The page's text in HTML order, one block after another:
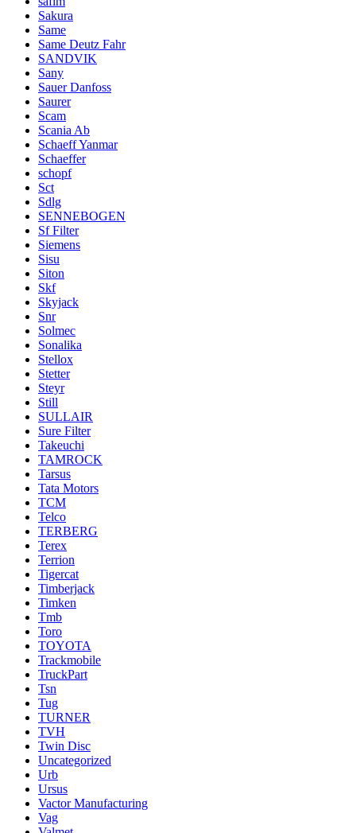
Sakura
Same
Same Deutz Fahr
SANDVIK
Sany
Sauer Danfoss
Saurer
Scam
Scania Ab
Schaeff Yanmar
Schaeffer
schopf
Sct
Sdlg
SENNEBOGEN
Sf Filter
Siemens
Sisu
Siton
Skf
Skyjack
Snr
Solmec
Sonalika
Stellox
Stetter
Steyr
Still
SULLAIR
Sure Filter
Takeuchi
TAMROCK
Tarsus
Tata Motors
TCM
Telco
TERBERG
Terex
Terrion
Tigercat
Timberjack
Timken
Tmb
Toro
TOYOTA
Trackmobile
TruckPart
Tsn
Tug
TURNER
TVH
Twin Disc
Uncategorized
Urb
Ursus
Vactor Manufacturing
Vag